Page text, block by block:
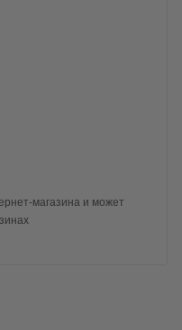
магазина и может